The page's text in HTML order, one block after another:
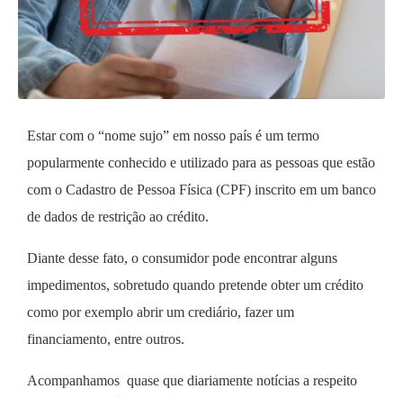
Estar com o “nome sujo” em nosso país é um termo
popularmente conhecido e utilizado para as pessoas que estão
com o Cadastro de Pessoa Física (CPF) inscrito em um banco
de dados de restrição ao crédito.
Diante desse fato, o consumidor pode encontrar alguns
impedimentos, sobretudo quando pretende obter um crédito
como por exemplo abrir um crediário, fazer um
financiamento, entre outros.
Acompanhamos quase que diariamente notícias a respeito